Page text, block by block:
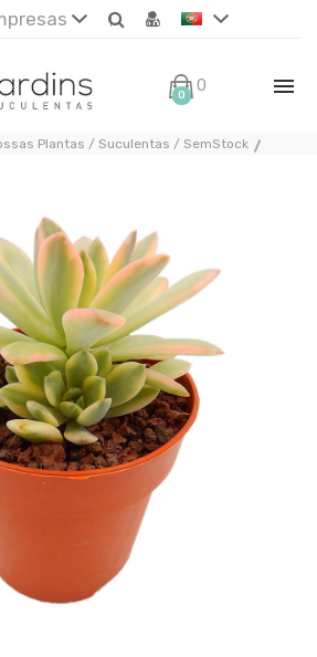
0 0€
Plantas / Suculentas / SemStock